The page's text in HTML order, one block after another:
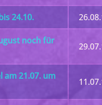
24.10.
noch für
am 21.07. um